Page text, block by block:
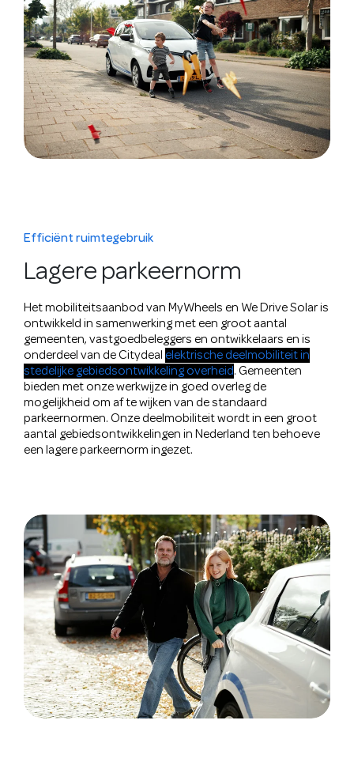
Efficiënt ruimtegebruik
Lagere parkeernorm
Het mobiliteitsaanbod van MyWheels en We Drive Solar is
ontwikkeld in samenwerking met een groot aantal
gemeenten, vastgoedbeleggers en ontwikkelaars en is
onderdeel van de Citydeal elektrische deelmobiliteit in
stedelijke gebiedsontwikkeling overheid. Gemeenten
bieden met onze werkwijze in goed overleg de
mogelijkheid om af te wijken van de standaard
parkeernormen. Onze deelmobiliteit wordt in een groot
aantal gebiedsontwikkelingen in Nederland ten behoeve
een lagere parkeernorm ingezet.